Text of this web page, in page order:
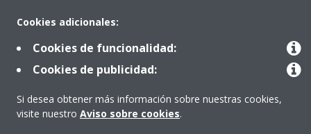
Contactar con Daikin
Cookies adicionales:
Cookies de funcionalidad:
Cookies de publicidad:
Si desea obtener más información sobre nuestras cookies,
visite nuestro Aviso sobre cookies.